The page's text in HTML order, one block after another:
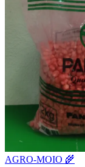
AGRO-MOIO 🌾